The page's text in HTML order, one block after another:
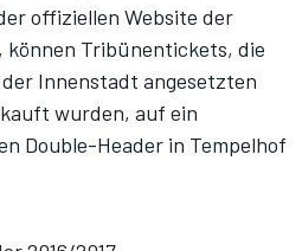
offiziellen Website der
können Tribünentickets, die
Innenstadt angesetzten
wurden, auf ein
Double-Header in Tempelhof